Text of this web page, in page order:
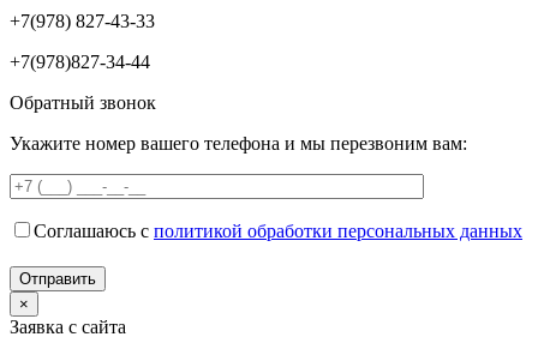
+7(978) 827-43-33
+7(978)827-34-44
Обратный звонок
Укажите номер вашего телефона и мы перезвоним вам:
Соглашаюсь с политикой обработки персональных данных
×
Заявка с сайта